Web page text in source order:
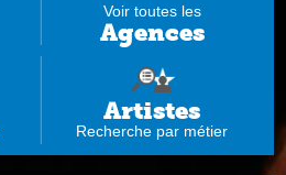
Voir toutes les
Agences
Artistes
Recherche par métier